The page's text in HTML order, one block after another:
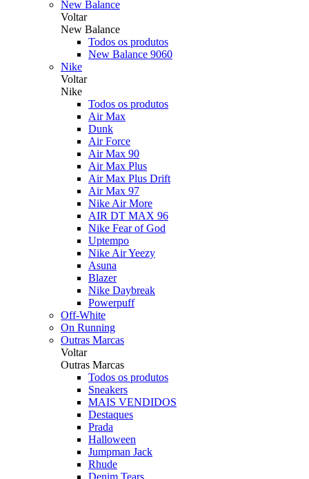
New Balance
Voltar
New Balance
Todos os produtos
New Balance 9060
Nike
Voltar
Nike
Todos os produtos
Air Max
Dunk
Air Force
Air Max 90
Air Max Plus
Air Max Plus Drift
Air Max 97
Nike Air More
AIR DT MAX 96
Nike Fear of God
Uptempo
Nike Air Yeezy
Asuna
Blazer
Nike Daybreak
Powerpuff
Off-White
On Running
Outras Marcas
Voltar
Outras Marcas
Todos os produtos
Sneakers
MAIS VENDIDOS
Destaques
Prada
Halloween
Jumpman Jack
Rhude
Denim Tears